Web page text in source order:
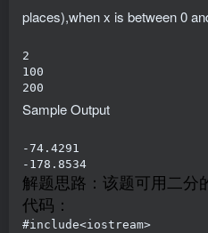
places),when x is between 0
2
100
200
Sample Output
-74.4291
-178.8534
解题思路：该题可用二分
代码：
#include<iostream>